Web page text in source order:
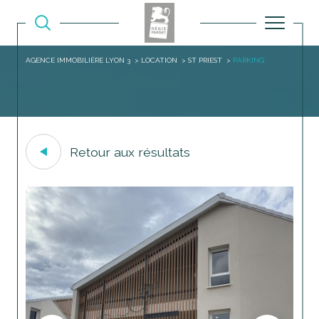
AGENCE IMMOBILIÈRE LYON 3 LOCATION ST PRIEST PARKING
Retour aux résultats